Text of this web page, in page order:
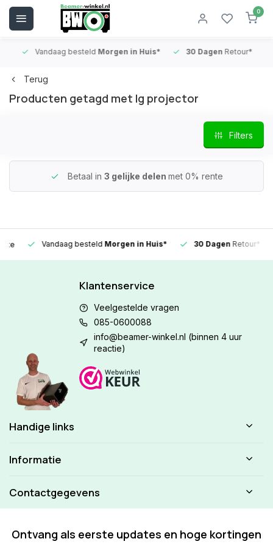
0
Vandaag besteldMorgen in Huis* 30 DagenRetour*
Terug
Producten getagd met lg projector
Filters
Betaal in 3 gelijke delen met 0% rente
Vandaag besteldMorgen in Huis* 30 DagenRetour*
Klantenservice
Veelgestelde vragen
085-0600088
info@beamer-winkel.nl (binnen 4 uur
reactie)
Handige links
Informatie
Contactgegevens
Ontvang als eerste updates en hoge kortingen